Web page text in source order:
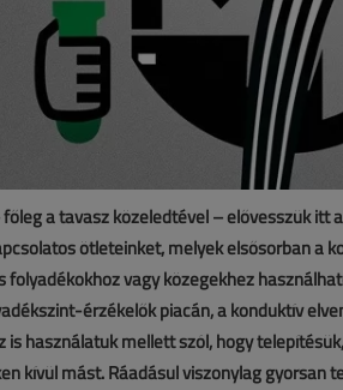
a tavasz közeledtével – elővesszük itt
ötleteinket, melyek elsősorban a
folyadékokhoz vagy közegekhez
érzékelők piacán, a konduktív
is használatuk mellett szól, hogy
kívül mást. Ráadásul viszonylag gyorsan